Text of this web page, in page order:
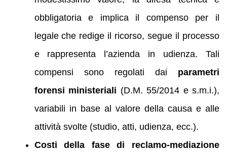
obbligatoria e implica il compenso per il
legale che redige il ricorso, segue il processo
e rappresenta l’azienda in udienza. Tali
compensi sono regolati dai parametri
forensi ministeriali (D.M. 55/2014 e s.m.i.),
variabili in base al valore della causa e alle
attività svolte (studio, atti, udienza, ecc.).
Costi della fase di reclamo-mediazione